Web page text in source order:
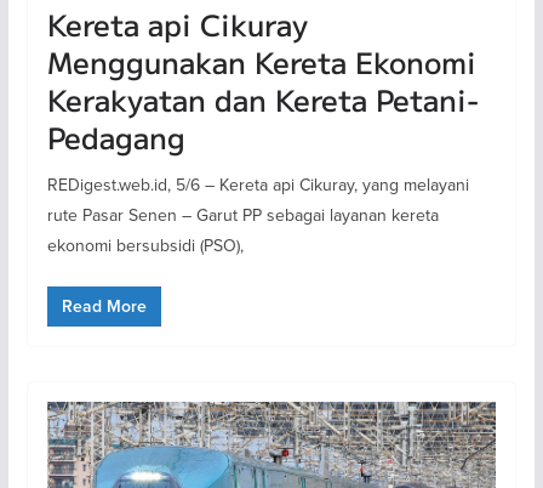
Kereta api Cikuray
Menggunakan Kereta Ekonomi
Kerakyatan dan Kereta Petani-
Pedagang
REDigest.web.id, 5/6 – Kereta api Cikuray, yang melayani
rute Pasar Senen – Garut PP sebagai layanan kereta
ekonomi bersubsidi (PSO),
Read More